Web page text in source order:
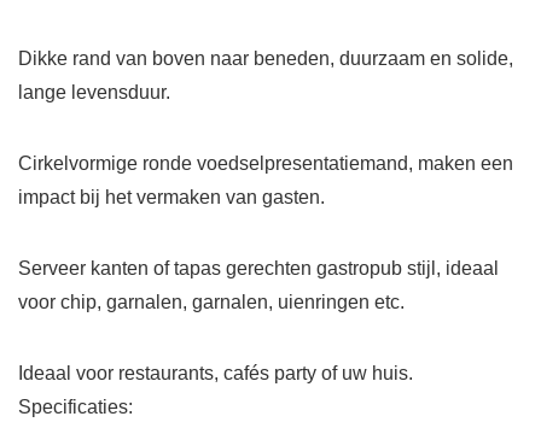
Dikke rand van boven naar beneden, duurzaam en solide,
lange levensduur.
Cirkelvormige ronde voedselpresentatiemand, maken een
impact bij het vermaken van gasten.
Serveer kanten of tapas gerechten gastropub stijl, ideaal
voor chip, garnalen, garnalen, uienringen etc.
Ideaal voor restaurants, cafés party of uw huis.
Specificaties: